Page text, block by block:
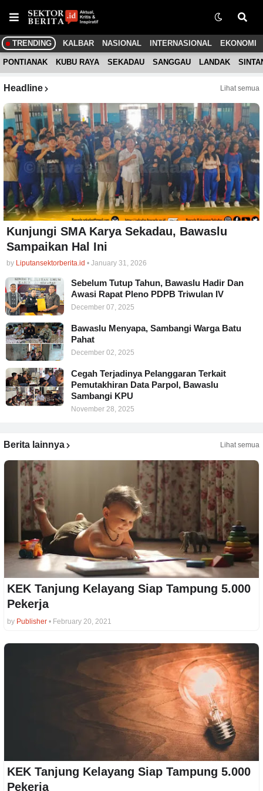
TRENDING KALBAR NASIONAL INTERNASIONAL EKONOMI
PONTIANAK KUBU RAYA SEKADAU SANGGAU LANDAK
Headline Lihat semua
Kunjungi SMA Karya Sekadau, Bawaslu
Sampaikan Hal Ini
by Liputansektorberita.id • January 31, 2026
Sebelum Tutup Tahun, Bawaslu Hadir Dan
Awasi Rapat Pleno PDPB Triwulan IV
December 07, 2025
Bawaslu Menyapa, Sambangi Warga Batu
Pahat
December 02, 2025
Cegah Terjadinya Pelanggaran Terkait
Pemutakhiran Data Parpol, Bawaslu
Sambangi KPU
November 28, 2025
Berita lainnya Lihat semua
KEK Tanjung Kelayang Siap Tampung 5.000
Pekerja
by Publisher • February 20, 2021
KEK Tanjung Kelayang Siap Tampung 5.000
Pekerja